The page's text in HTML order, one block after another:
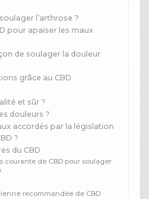
l’arthrose ?
pour apaiser les maux
de soulager la douleur
grâce au CBD
et sûr ?
douleurs ?
accordés par la législation
?
du CBD
courante de CBD pour soulager
recommandée de CBD